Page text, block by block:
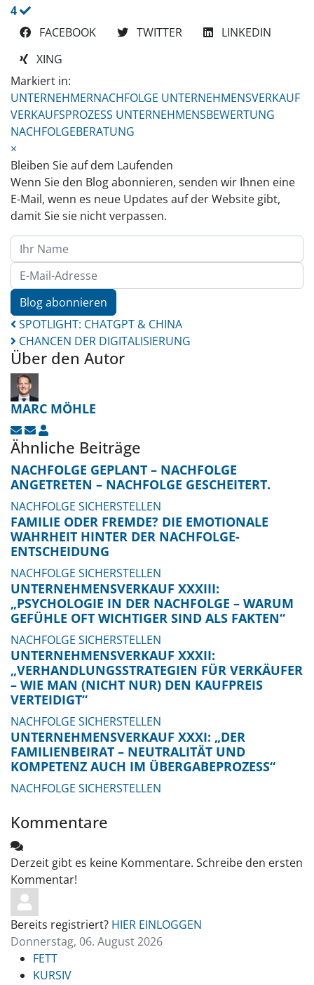
4
FACEBOOK
TWITTER
LINKEDIN
XING
Markiert in:
UNTERNEHMERNACHFOLGE UNTERNEHMENSVERKAUF
VERKAUFSPROZESS UNTERNEHMENSBEWERTUNG
NACHFOLGEBERATUNG
×
Bleiben Sie auf dem Laufenden
Wenn Sie den Blog abonnieren, senden wir Ihnen eine
E-Mail, wenn es neue Updates auf der Website gibt,
damit Sie sie nicht verpassen.
Ihr Name
E-Mail-Adresse
Blog abonnieren
SPOTLIGHT: CHATGPT & CHINA
CHANCEN DER DIGITALISIERUNG
Über den Autor
MARC MÖHLE
UPDATES ABONNIEREN
ABO VON UPDATES DIESES AUTORS BEENDEN
MARC MÖHLE
Ähnliche Beiträge
NACHFOLGE GEPLANT – NACHFOLGE
ANGETRETEN – NACHFOLGE GESCHEITERT.
NACHFOLGE SICHERSTELLEN
FAMILIE ODER FREMDE? DIE EMOTIONALE
WAHRHEIT HINTER DER NACHFOLGE-
ENTSCHEIDUNG
NACHFOLGE SICHERSTELLEN
UNTERNEHMENSVERKAUF XXXIII:
„PSYCHOLOGIE IN DER NACHFOLGE – WARUM
GEFÜHLE OFT WICHTIGER SIND ALS FAKTEN“
NACHFOLGE SICHERSTELLEN
UNTERNEHMENSVERKAUF XXXII:
„VERHANDLUNGSSTRATEGIEN FÜR VERKÄUFER
– WIE MAN (NICHT NUR) DEN KAUFPREIS
VERTEIDIGT“
NACHFOLGE SICHERSTELLEN
UNTERNEHMENSVERKAUF XXXI: „DER
FAMILIENBEIRAT – NEUTRALITÄT UND
KOMPETENZ AUCH IM ÜBERGABEPROZESS“
NACHFOLGE SICHERSTELLEN
Kommentare
Derzeit gibt es keine Kommentare. Schreibe den ersten
Kommentar!
Bereits registriert? HIER EINLOGGEN
Donnerstag, 06. August 2026
FETT
KURSIV